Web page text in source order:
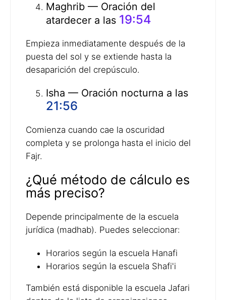
Maghrib — Oración del
atardecer a las 19:54
Empieza inmediatamente después de la
puesta del sol y se extiende hasta la
desaparición del crepúsculo.
Isha — Oración nocturna a las
21:56
Comienza cuando cae la oscuridad
completa y se prolonga hasta el inicio del
Fajr.
¿Qué método de cálculo es
más preciso?
Depende principalmente de la escuela
jurídica (madhab). Puedes seleccionar:
Horarios según la escuela Hanafi
Horarios según la escuela Shafi'i
También está disponible la escuela Jafari